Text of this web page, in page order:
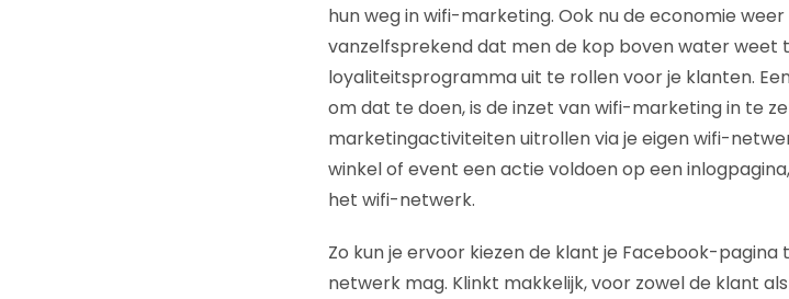
hun weg in wifi-marketing. Ook nu de economie
vanzelfsprekend dat men de kop boven water weet
loyaliteitsprogramma uit te rollen voor je klanten.
om dat te doen, is de inzet van wifi-marketing in te
marketingactiviteiten uitrollen via je eigen wifi-
winkel of event een actie voldoen op een
het wifi-netwerk.
Zo kun je ervoor kiezen de klant je Facebook-pagina
netwerk mag. Klinkt makkelijk, voor zowel de klant